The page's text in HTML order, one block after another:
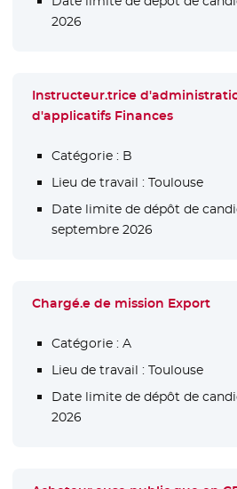
2026
Instructeur.trice
d'applicatifs Finances
Catégorie : B
Lieu de travail : Toulouse
Date limite de dépôt de
septembre 2026
Chargé.e de mission Export
Catégorie : A
Lieu de travail : Toulouse
Date limite de dépôt de
2026